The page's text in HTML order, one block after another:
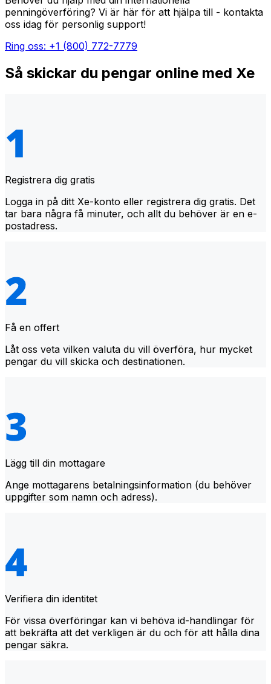
penningöverföring? Vi är här för att hjälpa till - kontakta
oss idag för personlig support!
Ring oss: +1 (800) 772-7779
Så skickar du pengar online med Xe
Registrera dig gratis
Logga in på ditt Xe-konto eller registrera dig gratis. Det
tar bara några få minuter, och allt du behöver är en e-
postadress.
Få en offert
Låt oss veta vilken valuta du vill överföra, hur mycket
pengar du vill skicka och destinationen.
Lägg till din mottagare
Ange mottagarens betalningsinformation (du behöver
uppgifter som namn och adress).
Verifiera din identitet
För vissa överföringar kan vi behöva id-handlingar för
att bekräfta att det verkligen är du och för att hålla dina
pengar säkra.